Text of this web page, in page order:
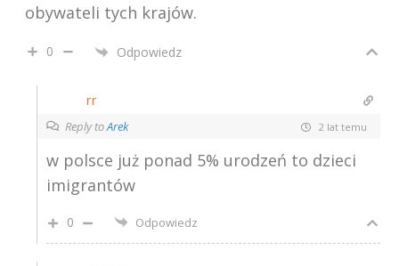
obywateli tych krajów.
0 Odpowiedz
rr
Reply toArek 2 lat temu
w polsce już ponad 5% urodzeń to dzieci
imigrantów
0 Odpowiedz